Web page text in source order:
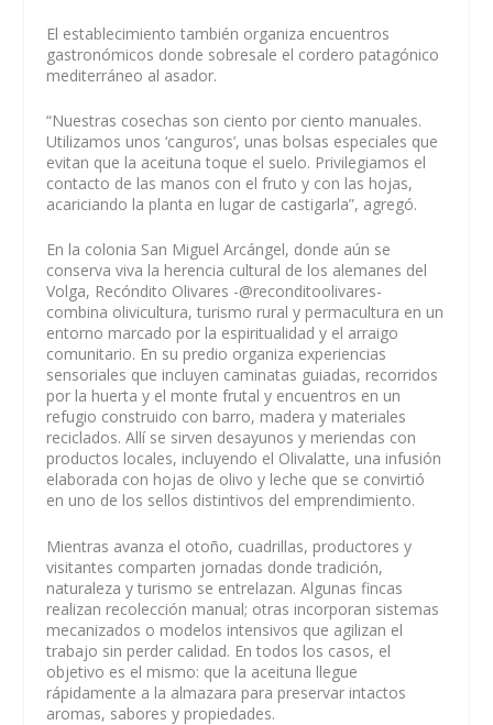
El establecimiento también organiza encuentros
gastronómicos donde sobresale el cordero patagónico
mediterráneo al asador.
“Nuestras cosechas son ciento por ciento manuales.
Utilizamos unos ‘canguros’, unas bolsas especiales que
evitan que la aceituna toque el suelo. Privilegiamos el
contacto de las manos con el fruto y con las hojas,
acariciando la planta en lugar de castigarla”, agregó.
En la colonia San Miguel Arcángel, donde aún se
conserva viva la herencia cultural de los alemanes del
Volga, Recóndito Olivares -@reconditoolivares-
combina olivicultura, turismo rural y permacultura en un
entorno marcado por la espiritualidad y el arraigo
comunitario. En su predio organiza experiencias
sensoriales que incluyen caminatas guiadas, recorridos
por la huerta y el monte frutal y encuentros en un
refugio construido con barro, madera y materiales
reciclados. Allí se sirven desayunos y meriendas con
productos locales, incluyendo el Olivalatte, una infusión
elaborada con hojas de olivo y leche que se convirtió
en uno de los sellos distintivos del emprendimiento.
Mientras avanza el otoño, cuadrillas, productores y
visitantes comparten jornadas donde tradición,
naturaleza y turismo se entrelazan. Algunas fincas
realizan recolección manual; otras incorporan sistemas
mecanizados o modelos intensivos que agilizan el
trabajo sin perder calidad. En todos los casos, el
objetivo es el mismo: que la aceituna llegue
rápidamente a la almazara para preservar intactos
aromas, sabores y propiedades.